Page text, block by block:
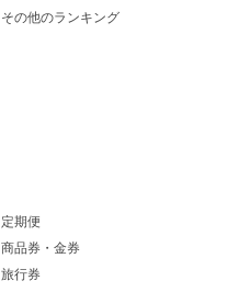
その他のランキング
定期便
商品券・金券
旅行券